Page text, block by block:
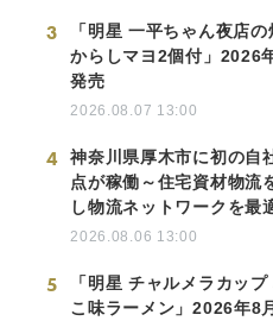
3
「明星 一平ちゃん夜店
からしマヨ2個付」2026
発売
2026.08.07 13:00
4
神奈川県厚木市に初の自
点が稼働～住宅資材物流
し物流ネットワークを最
2026.08.06 13:00
5
「明星 チャルメラカッ
こ味ラーメン」2026年8